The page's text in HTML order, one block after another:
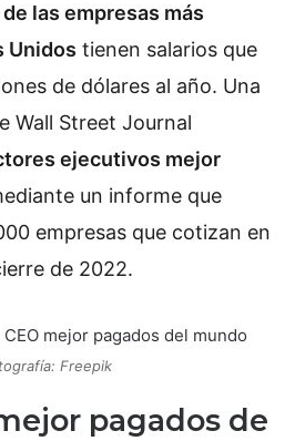
de las empresas más
Unidos tienen salarios que
de dólares al año. Una
Wall Street Journal
ejecutivos mejor
un informe que
empresas que cotizan en
de 2022.
Freepik
pagados de